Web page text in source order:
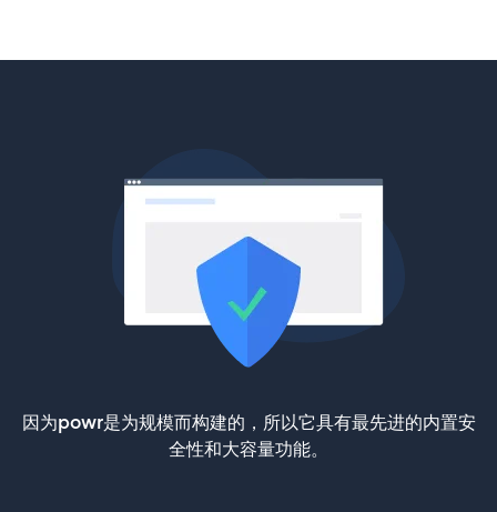
因为powr是为规模而构建的，所以它具有最先进的内置安
全性和大容量功能。